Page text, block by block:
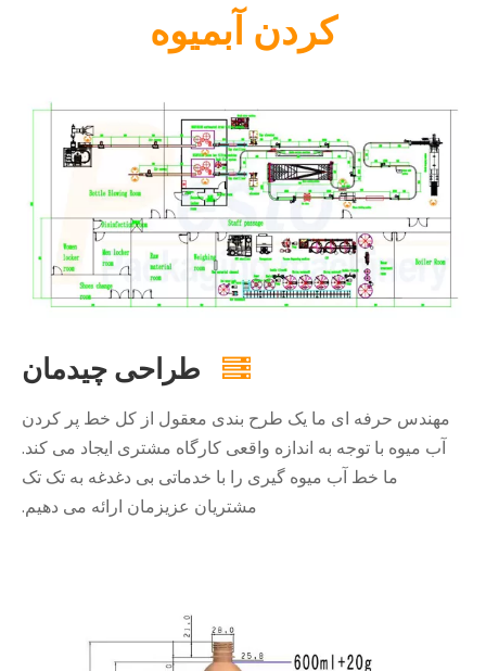
کردن آبمیوه
 طراحی چیدمان
مهندس حرفه ای ما یک طرح بندی معقول از کل خط پر کردن
آب میوه با توجه به اندازه واقعی کارگاه مشتری ایجاد می کند.
ما خط آب میوه گیری را با خدماتی بی دغدغه به تک تک
مشتریان عزیزمان ارائه می دهیم.